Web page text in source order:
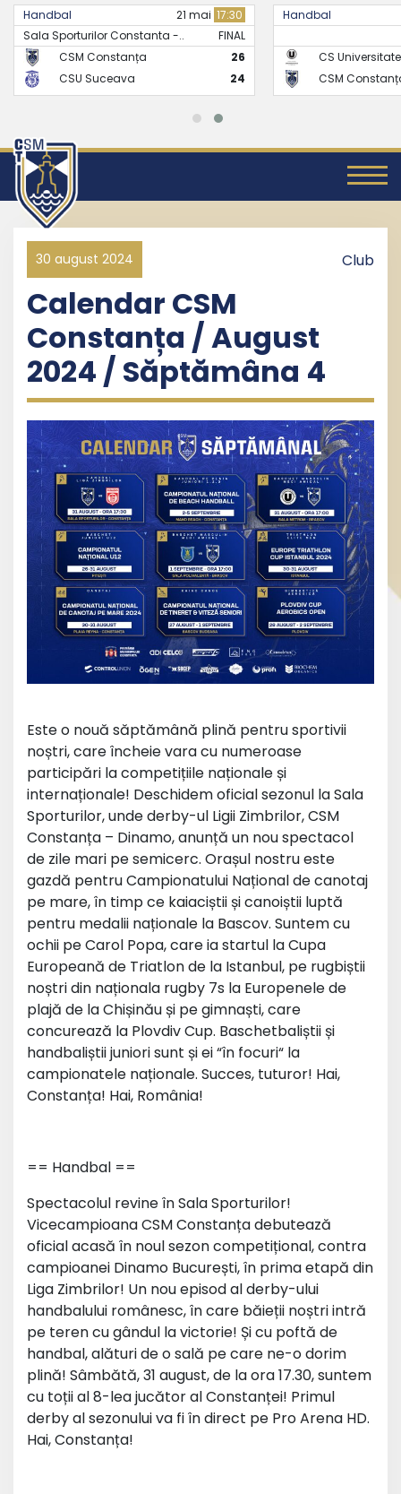
Handbal 21 mai 17:30
Sala Sporturilor Constanta -..
FINAL
CSM Constanța
26
CSU Suceava
24
Handbal
CS
CSM
30 august 2024 Club
Calendar CSM
Constanța / August
2024 / Săptămâna 4
Este o nouă săptămână plină pentru sportivii
noștri, care încheie vara cu numeroase
participări la competițiile naționale și
internaționale! Deschidem oficial sezonul la Sala
Sporturilor, unde derby-ul Ligii Zimbrilor, CSM
Constanța – Dinamo, anunță un nou spectacol
de zile mari pe semicerc. Orașul nostru este
gazdă pentru Campionatului Național de canotaj
pe mare, în timp ce kaiaciștii și canoiștii luptă
pentru medalii naționale la Bascov. Suntem cu
ochii pe Carol Popa, care ia startul la Cupa
Europeană de Triatlon de la Istanbul, pe rugbiștii
noștri din naționala rugby 7s la Europenele de
plajă de la Chișinău și pe gimnaști, care
concurează la Plovdiv Cup. Baschetbaliștii și
handbaliștii juniori sunt și ei “în focuri“ la
campionatele naționale. Succes, tuturor! Hai,
Constanța! Hai, România!
== Handbal ==
Spectacolul revine în Sala Sporturilor!
Vicecampioana CSM Constanța debutează
oficial acasă în noul sezon competițional, contra
campioanei Dinamo București, în prima etapă din
Liga Zimbrilor! Un nou episod al derby-ului
handbalului românesc, în care băieții noștri intră
pe teren cu gândul la victorie! Și cu poftă de
handbal, alături de o sală pe care ne-o dorim
plină! Sâmbătă, 31 august, de la ora 17.30, suntem
cu toții al 8-lea jucător al Constanței! Primul
derby al sezonului va fi în direct pe Pro Arena HD.
Hai, Constanța!